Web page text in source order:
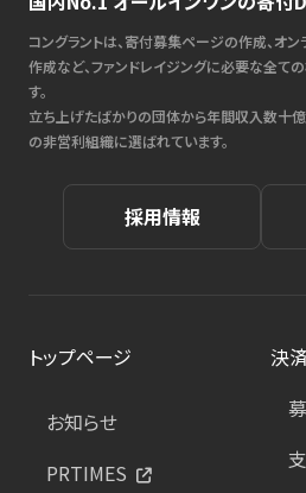
コングラントは、寄付募集ページの作成、オ
作成など、ファンドレイジングに必要な全て
す。
立ち上げたばかりの団体から年間収入数十
の非営利組織に選ばれています。
採用情報
トップページ
お知らせ
PRTIMES
決